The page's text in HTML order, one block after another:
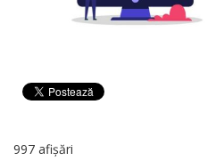
997 afișări